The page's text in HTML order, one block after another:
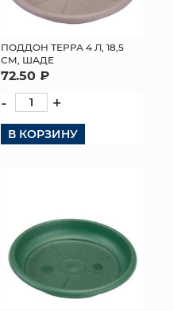
ПОДДОН ТЕРРА 4 Л, 18,5
СМ, ШАДЕ
72.50 ₽
- +
В КОРЗИНУ